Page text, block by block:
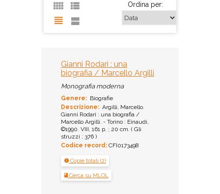
Ordina per:
Gianni Rodari : una
biografia / Marcello Argilli
Monografia moderna
Genere: Biografie
Descrizione: Argilli, Marcello.
Gianni Rodari : una biografia /
Marcello Argilli. - Torino : Einaudi,
©1990. VIII, 161 p. ; 20 cm. ( Gli
struzzi ; 376 )
Codice record: CFI0173498
Copie totali (2)
Cerca su MLOL